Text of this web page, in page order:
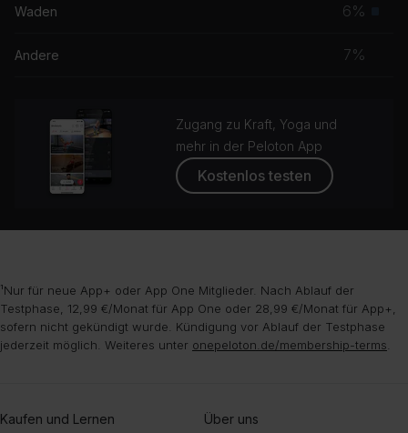
Waden 6%
Andere 7%
Zugang zu Kraft, Yoga und
mehr in der Peloton App
Kostenlos testen
¹Nur für neue App+ oder App One Mitglieder. Nach Ablauf der
Testphase, 12,99 €/Monat für App One oder 28,99 €/Monat für App+,
sofern nicht gekündigt wurde. Kündigung vor Ablauf der Testphase
jederzeit möglich. Weiteres unter onepeloton.de/membership-terms
Kaufen und Lernen Über uns